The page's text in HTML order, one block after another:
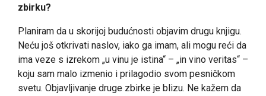
zbirku?
Planiram da u skorijoj budućnosti objavim drugu knjigu.
Neću još otkrivati naslov, iako ga imam, ali mogu reći da
ima veze s izrekom „u vinu je istina“ – „in vino veritas“ –
koju sam malo izmenio i prilagodio svom pesničkom
svetu. Objavljivanje druge zbirke je blizu. Ne kažem da